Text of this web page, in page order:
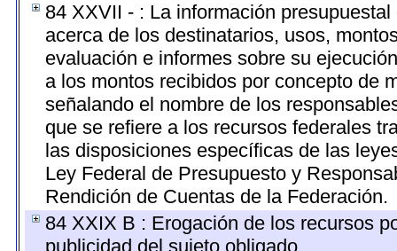
84 XXVII - : La información
acerca de los destinatarios, usos,
evaluación e informes sobre su
a los montos recibidos por concepto de
señalando el nombre de los
que se refiere a los recursos federales
las disposiciones específicas de las
Ley Federal de Presupuesto y
Rendición de Cuentas de la Federación.
84 XXIX B : Erogación de los recursos
publicidad del sujeto obligado.